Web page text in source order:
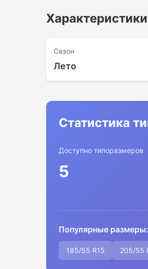
Сезон
Лето
Статистика
Доступно типоразмеров
5
Популярные размеры:
185/55 R15 205/55